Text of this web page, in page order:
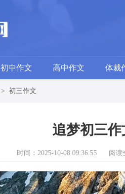
初中作文 高中作文 体裁
> 初三作文
追梦初三作
时间：2025-10-08 09:36:55 阅读